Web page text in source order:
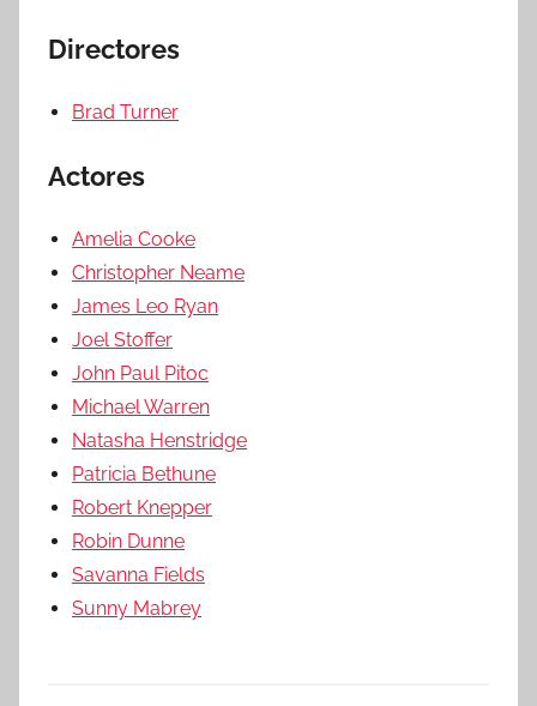
Directores
Brad Turner
Actores
Amelia Cooke
Christopher Neame
James Leo Ryan
Joel Stoffer
John Paul Pitoc
Michael Warren
Natasha Henstridge
Patricia Bethune
Robert Knepper
Robin Dunne
Savanna Fields
Sunny Mabrey